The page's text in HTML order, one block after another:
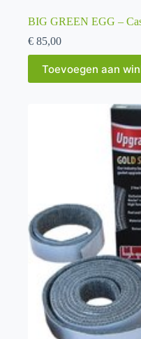
BIG GREEN EGG –
€ 85,00
Toevoegen aan